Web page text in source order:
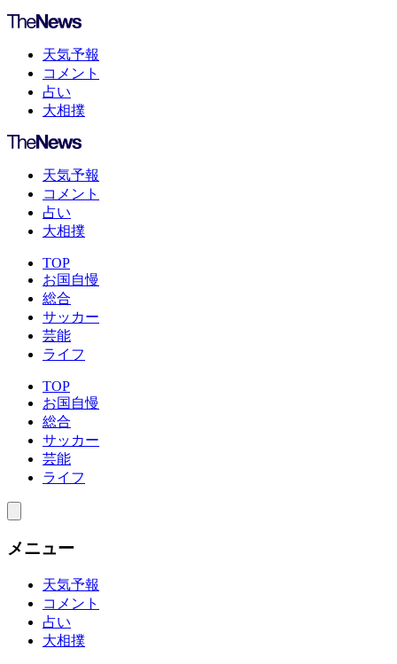
天気予報
コメント
占い
大相撲
天気予報
コメント
占い
大相撲
TOP
お国自慢
総合
サッカー
芸能
ライフ
TOP
お国自慢
総合
サッカー
芸能
ライフ
メニュー
天気予報
コメント
占い
大相撲